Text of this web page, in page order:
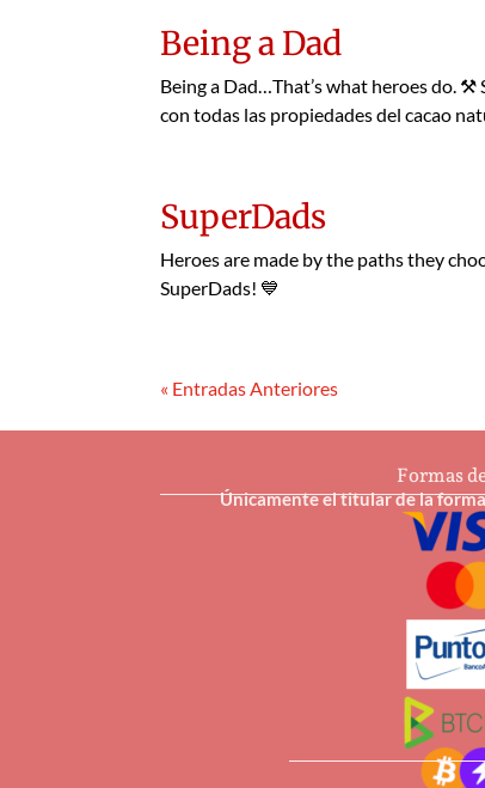
Being a Dad
Being a Dad…That’s what heroes do. ⚒️
con todas las propiedades del cacao
SuperDads
Heroes are made by the paths they
SuperDads! 💙
« Entradas Anteriores
Formas
Únicamente el titular de la